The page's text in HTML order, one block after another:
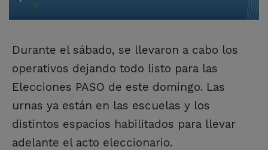
Durante el sábado, se llevaron a cabo los
operativos dejando todo listo para las
Elecciones PASO de este domingo. Las
urnas ya están en las escuelas y los
distintos espacios habilitados para llevar
adelante el acto eleccionario.